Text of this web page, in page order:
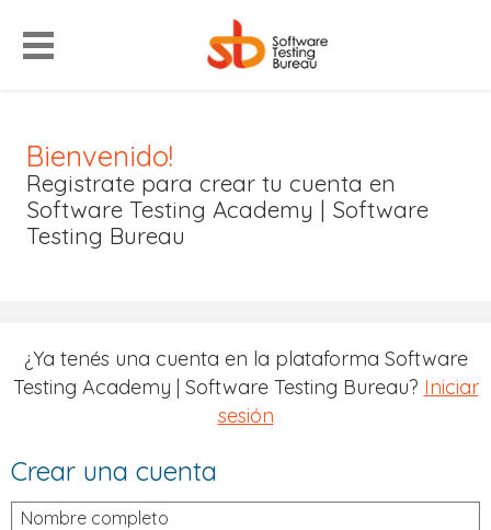
Bienvenido!
Registrate para crear tu cuenta en
Software Testing Academy | Software
Testing Bureau
¿Ya tenés una cuenta en la plataforma Software
Testing Academy | Software Testing Bureau? Iniciar
sesión
Crear una cuenta
Nombre completo